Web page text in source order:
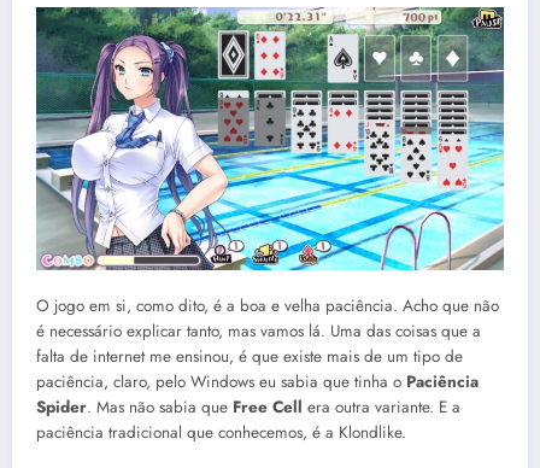
O jogo em si, como dito, é a boa e velha paciência. Acho que não
é necessário explicar tanto, mas vamos lá. Uma das coisas que a
falta de internet me ensinou, é que existe mais de um tipo de
paciência, claro, pelo Windows eu sabia que tinha o Paciência
Spider. Mas não sabia que Free Cell era outra variante. E a
paciência tradicional que conhecemos, é a Klondlike.